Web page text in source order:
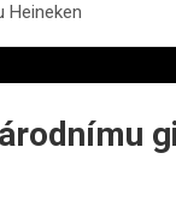
Heineken